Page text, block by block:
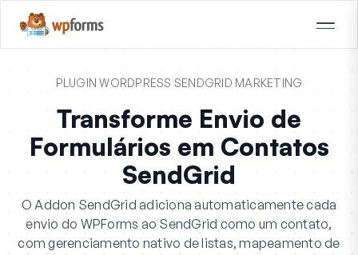
PLUGIN WORDPRESS SENDGRID MARKETING
Transforme Envio de
Formulários em Contatos
SendGrid
O Addon SendGrid adiciona automaticamente cada
envio do WPForms ao SendGrid como um contato,
com gerenciamento nativo de listas, mapeamento de